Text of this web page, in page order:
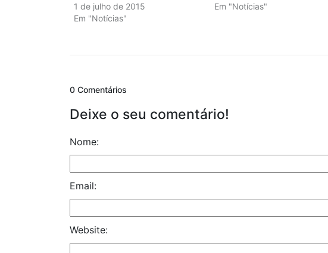
1 de julho de 2015
Em "Notícias"
Em "Notícias"
0 Comentários
Deixe o seu comentário!
Nome:
Email:
Website: